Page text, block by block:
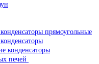
прямоугольные
конденсаторы
печей